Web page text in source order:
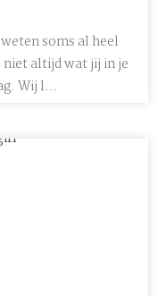
soms al heel
niet altijd wat jij in je
Wij l...